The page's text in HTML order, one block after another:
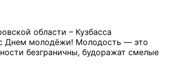
области – Кузбасса
с Днем молодёжи! Молодость — это
безграничны, будоражат смелые